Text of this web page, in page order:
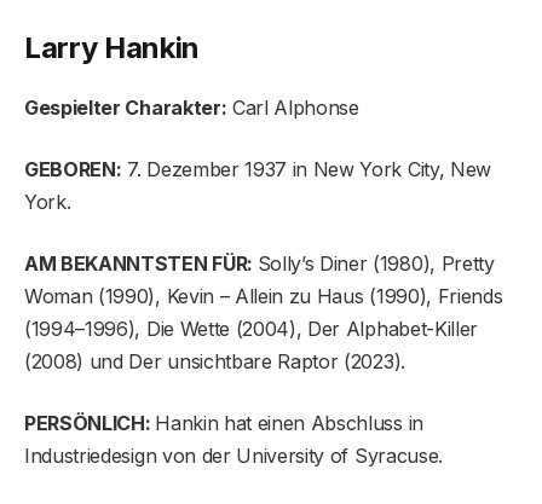
Larry Hankin
Gespielter Charakter: Carl Alphonse
GEBOREN: 7. Dezember 1937 in New York City, New
York.
AM BEKANNTSTEN FÜR: Solly’s Diner (1980), Pretty
Woman (1990), Kevin – Allein zu Haus (1990), Friends
(1994–1996), Die Wette (2004), Der Alphabet-Killer
(2008) und Der unsichtbare Raptor (2023).
PERSÖNLICH: Hankin hat einen Abschluss in
Industriedesign von der University of Syracuse.